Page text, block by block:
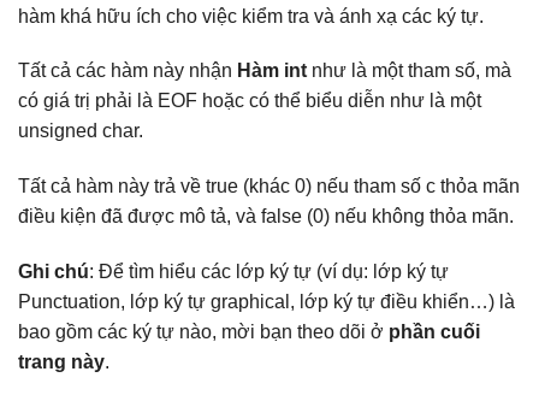
hàm khá hữu ích cho việc kiểm tra và ánh xạ các ký tự.
Tất cả các hàm này nhận Hàm int như là một tham số, mà
có giá trị phải là EOF hoặc có thể biểu diễn như là một
unsigned char.
Tất cả hàm này trả về true (khác 0) nếu tham số c thỏa mãn
điều kiện đã được mô tả, và false (0) nếu không thỏa mãn.
Ghi chú: Để tìm hiểu các lớp ký tự (ví dụ: lớp ký tự
Punctuation, lớp ký tự graphical, lớp ký tự điều khiển…) là
bao gồm các ký tự nào, mời bạn theo dõi ở phần cuối
trang này.